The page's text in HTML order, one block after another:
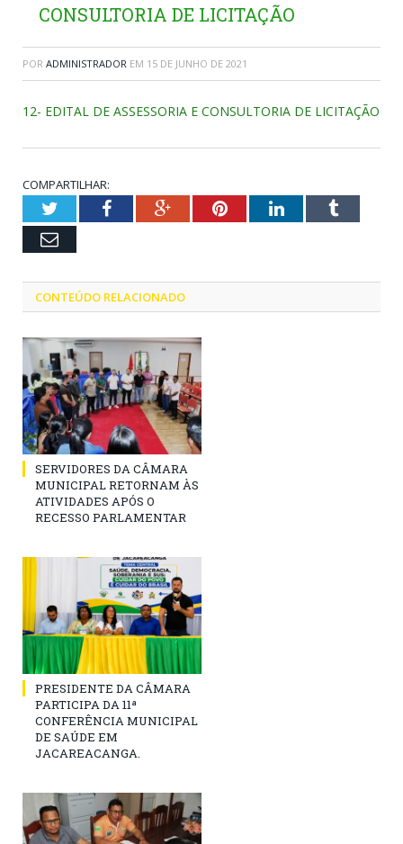
CONSULTORIA DE LICITAÇÃO
POR ADMINISTRADOR EM 15 DE JUNHO DE 2021
12- EDITAL DE ASSESSORIA E CONSULTORIA DE LICITAÇÃO
COMPARTILHAR:
TwitterFacebookGoogle+PinterestLinkedInTumblr
Email
CONTEÚDO RELACIONADO
SERVIDORES DA CÂMARA
MUNICIPAL RETORNAM ÀS
ATIVIDADES APÓS O
RECESSO PARLAMENTAR
PRESIDENTE DA CÂMARA
PARTICIPA DA 11ª
CONFERÊNCIA MUNICIPAL
DE SAÚDE EM
JACAREACANGA.